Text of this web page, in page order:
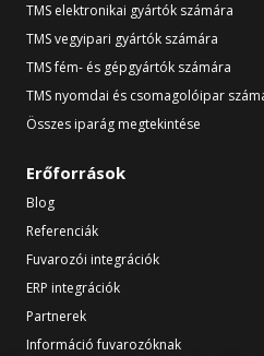
TMS elektronikai gyártók számára
TMS vegyipari gyártók számára
TMS fém- és gépgyártók számára
TMS nyomdai és csomagolóipar
Összes iparág megtekintése
Erőforrások
Blog
Referenciák
Fuvarozói integrációk
ERP integrációk
Partnerek
Információ fuvarozóknak